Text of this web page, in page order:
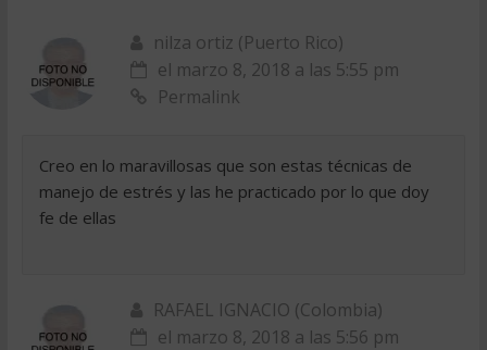
nilza ortiz (Puerto Rico)
el marzo 8, 2018 a las 5:55 pm
Permalink
Creo en lo maravillosas que son estas técnicas de
manejo de estrés y las he practicado por lo que doy
fe de ellas
RAFAEL IGNACIO (Colombia)
el marzo 8, 2018 a las 5:56 pm